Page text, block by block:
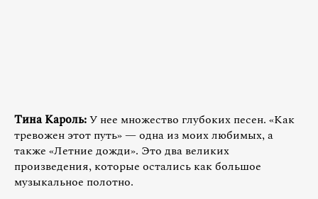
Тина Кароль:У нее множество глубоких песен. «Как
тревожен этот путь» — одна из моих любимых, а
также «Летние дожди». Это два великих
произведения, которые остались как большое
музыкальное полотно.